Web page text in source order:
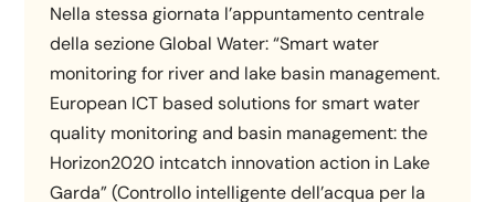
Nella stessa giornata l’appuntamento centrale
della sezione Global Water: “Smart water
monitoring for river and lake basin management.
European ICT based solutions for smart water
quality monitoring and basin management: the
Horizon2020 intcatch innovation action in Lake
Garda” (Controllo intelligente dell’acqua per la